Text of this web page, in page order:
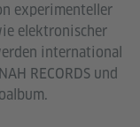
experimenteller
elektronischer
international
RECORDS und